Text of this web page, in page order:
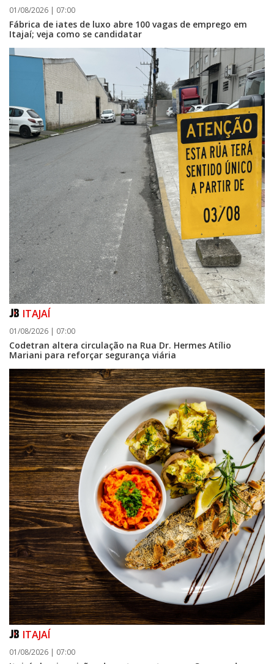
01/08/2026 | 07:00
Fábrica de iates de luxo abre 100 vagas de emprego em
Itajaí; veja como se candidatar
ITAJAÍ
01/08/2026 | 07:00
Codetran altera circulação na Rua Dr. Hermes Atílio
Mariani para reforçar segurança viária
ITAJAÍ
01/08/2026 | 07:00